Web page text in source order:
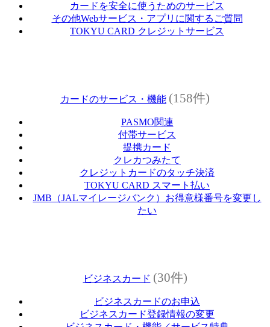
カードを安全に使うためのサービス
その他Webサービス・アプリに関するご質問
TOKYU CARD クレジットサービス
カードのサービス・機能 (158件)
PASMO関連
付帯サービス
提携カード
クレカつみたて
クレジットカードのタッチ決済
TOKYU CARD スマート払い
JMB（JALマイレージバンク）お得意様番号を変更し
たい
ビジネスカード (30件)
ビジネスカードのお申込
ビジネスカード登録情報の変更